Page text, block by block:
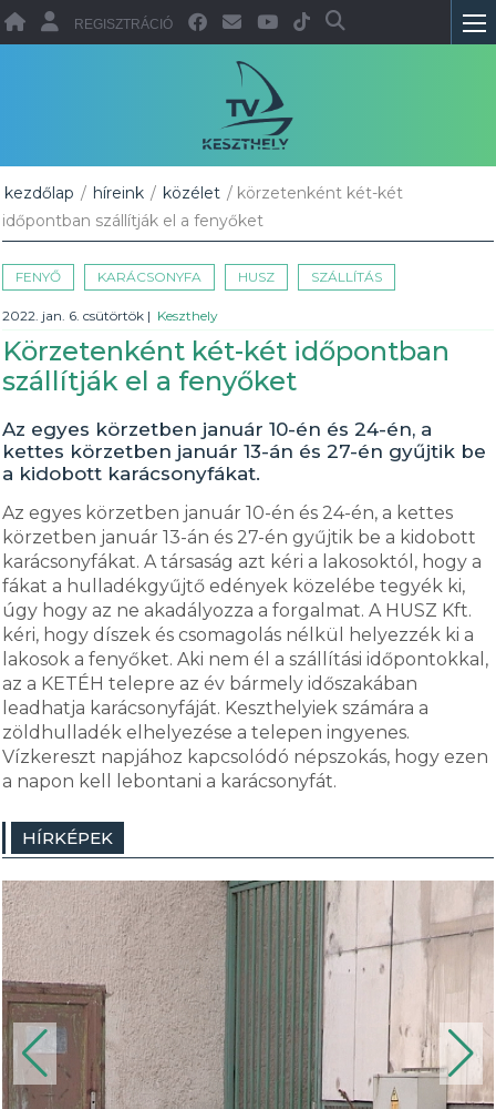
REGISZTRÁCIÓ
kezdőlap / híreink / közélet / körzetenként két-két
időpontban szállítják el a fenyőket
FENYŐ KARÁCSONYFA HUSZ SZÁLLÍTÁS
2022. jan. 6. csütörtök | Keszthely
Körzetenként két-két időpontban
szállítják el a fenyőket
Az egyes körzetben január 10-én és 24-én, a
kettes körzetben január 13-án és 27-én gyűjtik be
a kidobott karácsonyfákat.
Az egyes körzetben január 10-én és 24-én, a kettes
körzetben január 13-án és 27-én gyűjtik be a kidobott
karácsonyfákat. A társaság azt kéri a lakosoktól, hogy a
fákat a hulladékgyűjtő edények közelébe tegyék ki,
úgy hogy az ne akadályozza a forgalmat. A HUSZ Kft.
kéri, hogy díszek és csomagolás nélkül helyezzék ki a
lakosok a fenyőket. Aki nem él a szállítási időpontokkal,
az a KETÉH telepre az év bármely időszakában
leadhatja karácsonyfáját. Keszthelyiek számára a
zöldhulladék elhelyezése a telepen ingyenes.
Vízkereszt napjához kapcsolódó népszokás, hogy ezen
a napon kell lebontani a karácsonyfát.
HÍRKÉPEK